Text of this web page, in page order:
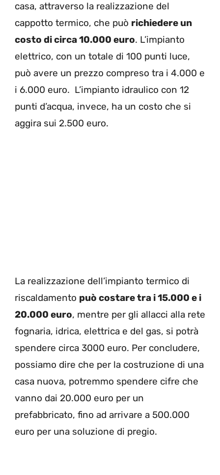
casa, attraverso la realizzazione del
cappotto termico, che può richiedere un
costo di circa 10.000 euro. L’impianto
elettrico, con un totale di 100 punti luce,
può avere un prezzo compreso tra i 4.000 e
i 6.000 euro. L’impianto idraulico con 12
punti d’acqua, invece, ha un costo che si
aggira sui 2.500 euro.
La realizzazione dell’impianto termico di
riscaldamento può costare tra i 15.000 e i
20.000 euro, mentre per gli allacci alla rete
fognaria, idrica, elettrica e del gas, si potrà
spendere circa 3000 euro. Per concludere,
possiamo dire che per la costruzione di una
casa nuova, potremmo spendere cifre che
vanno dai 20.000 euro per un
prefabbricato, fino ad arrivare a 500.000
euro per una soluzione di pregio.